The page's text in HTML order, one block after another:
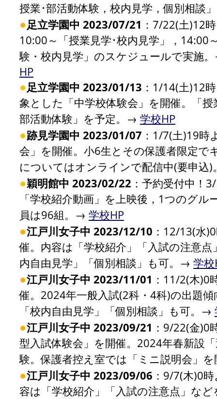
授業･部活動体験，校内見学，個別相
●足立学園中 2023/07/21 ：7/22(土)12
10:00～「授業見学･校内見学」，14:00
験・校内見学」のスケジュールで実施
HP
●足立学園中 2023/01/13 ：1/14(土)12
象とした「中学校体験会」を開催。「
部活動体験」を予定。→ 学校HP
●跡見学園中 2023/01/07 ：1/7(土)19時
会」を開催。小6生とその保護者限定で
についてはオンラインで配信中(要申
●穎明館中 2023/02/22 ：予約受付中！
「学校紹介動画」を上映後，1つのグ
員は96組。→ 学校HP
●江戸川女子中 2023/12/10 ：12/13(水
催。内容は「学校紹介」「入試の注意
内自由見学」「個別相談」も可。→ 学校
●江戸川女子中 2023/11/01 ：11/2(木)0
催。2024年一般入試(2科・4科)の出題
「校内自由見学」「個別相談」も可。→
●江戸川女子中 2023/09/21 ：9/22(金)0
型入試体験会」を開催。2024年春新設
験。保護者控え室では「ミニ説明会」
●江戸川女子中 2023/09/06 ：9/7(木)0
容は「学校紹介」「入試の注意点」な